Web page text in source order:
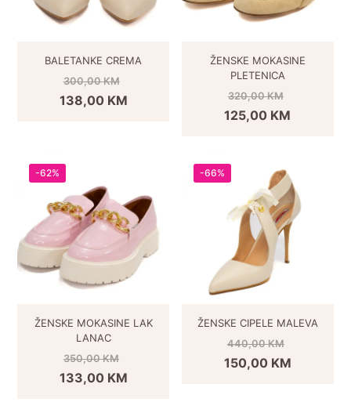
BALETANKE CREMA
300,00KM
138,00 KM
ŽENSKE MOKASINE
PLETENICA
320,00KM
125,00 KM
-62%
ŽENSKE MOKASINE LAK
LANAC
350,00KM
133,00 KM
-66%
ŽENSKE CIPELE MALEVA
440,00KM
150,00 KM